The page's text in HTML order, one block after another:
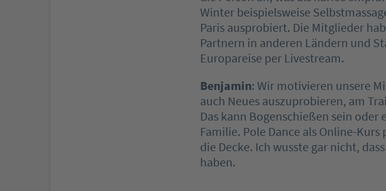
Winter beispielsweise
Paris ausprobiert. Die Mitglieder
Partnern in anderen Ländern und
Europareise per Livestream.
Benjamin: Wir motivieren unsere
auch Neues auszuprobieren, am
Das kann Bogenschießen sein
Familie. Pole Dance als Online-
die Decke. Ich wusste gar nicht,
haben.